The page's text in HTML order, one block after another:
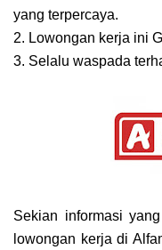
yang terpercaya.
2. Lowongan kerja ini
3. Selalu waspada
Sekian informasi
lowongan kerja di